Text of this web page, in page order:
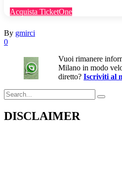
Acquista TicketOne
By gmirci
0
Vuoi rimanere
Milano in modo
diretto?Iscriviti al
Search
for:
DISCLAIMER